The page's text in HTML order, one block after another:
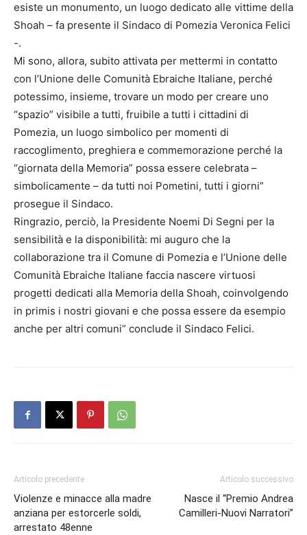
esiste un monumento, un luogo dedicato alle vittime della
Shoah – fa presente il Sindaco di Pomezia Veronica Felici
-.
Mi sono, allora, subito attivata per mettermi in contatto
con l’Unione delle Comunità Ebraiche Italiane, perché
potessimo, insieme, trovare un modo per creare uno
“spazio” visibile a tutti, fruibile a tutti i cittadini di
Pomezia, un luogo simbolico per momenti di
raccoglimento, preghiera e commemorazione perché la
“giornata della Memoria” possa essere celebrata –
simbolicamente – da tutti noi Pometini, tutti i giorni”
prosegue il Sindaco.
Ringrazio, perciò, la Presidente Noemi Di Segni per la
sensibilità e la disponibilità: mi auguro che la
collaborazione tra il Comune di Pomezia e l’Unione delle
Comunità Ebraiche Italiane faccia nascere virtuosi
progetti dedicati alla Memoria della Shoah, coinvolgendo
in primis i nostri giovani e che possa essere da esempio
anche per altri comuni” conclude il Sindaco Felici.
Articolo precedente
Violenze e minacce alla madre
anziana per estorcerle soldi,
arrestato 48enne
Articolo successivo
Nasce il “Premio Andrea
Camilleri-Nuovi Narratori”